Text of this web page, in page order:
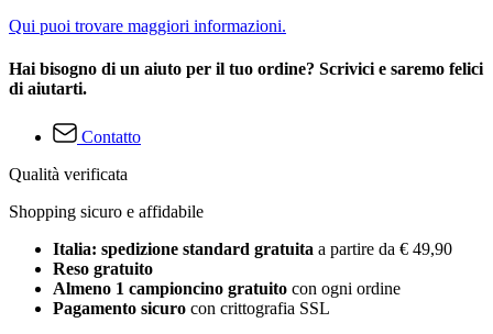
Qui puoi trovare maggiori informazioni.
Hai bisogno di un aiuto per il tuo ordine? Scrivici e saremo felici
di aiutarti.
Contatto
Qualità verificata
Shopping sicuro e affidabile
Italia: spedizione standard gratuita a partire da € 49,90
Reso gratuito
Almeno 1 campioncino gratuito con ogni ordine
Pagamento sicuro con crittografia SSL